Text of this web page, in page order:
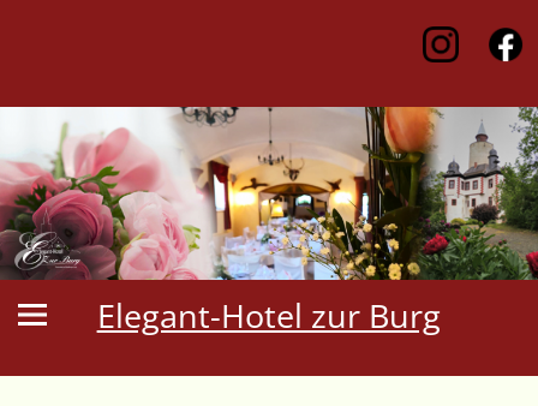
Elegant-Hotel zur Burg